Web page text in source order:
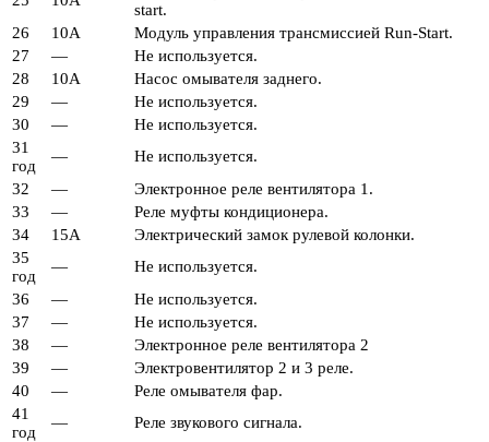
start.
26
10А
Модуль управления трансмиссией Run-Start.
27
—
Не используется.
28
10А
Насос омывателя заднего.
29
—
Не используется.
30
—
Не используется.
31
год
—
Не используется.
32
—
Электронное реле вентилятора 1.
33
—
Реле муфты кондиционера.
34
15А
Электрический замок рулевой колонки.
35
год
—
Не используется.
36
—
Не используется.
37
—
Не используется.
38
—
Электронное реле вентилятора 2
39
—
Электровентилятор 2 и 3 реле.
40
—
Реле омывателя фар.
41
год
—
Реле звукового сигнала.